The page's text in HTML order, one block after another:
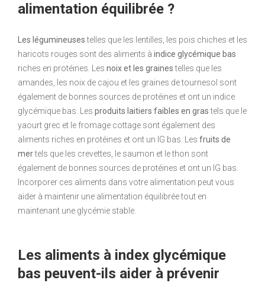
alimentation équilibrée ?
Les légumineusestelles que les lentilles, les pois chiches et les
haricots rouges sont des aliments à indice glycémique bas
riches en protéines. Les noix et les grainestelles que les
amandes, les noix de cajou et les graines de tournesol sont
également de bonnes sources de protéines et ont un indice
glycémique bas. Les produits laitiers faibles en grastels que le
yaourt grec et le fromage cottage sont également des
aliments riches en protéines et ont un IG bas. Les fruits de
mertels que les crevettes, le saumon et le thon sont
également de bonnes sources de protéines et ont un IG bas.
Incorporer ces aliments dans votre alimentation peut vous
aider à maintenir une alimentation équilibrée tout en
maintenant une glycémie stable.
Les aliments à index glycémique
bas peuvent-ils aider à prévenir